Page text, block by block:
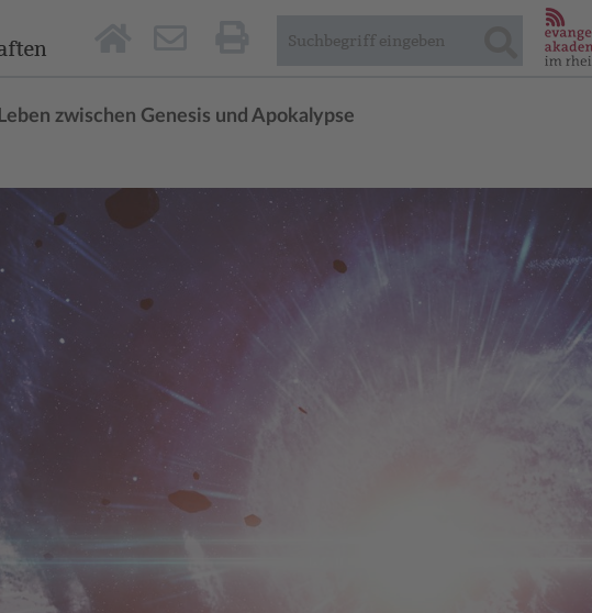
zwischen Genesis und Apokalypse